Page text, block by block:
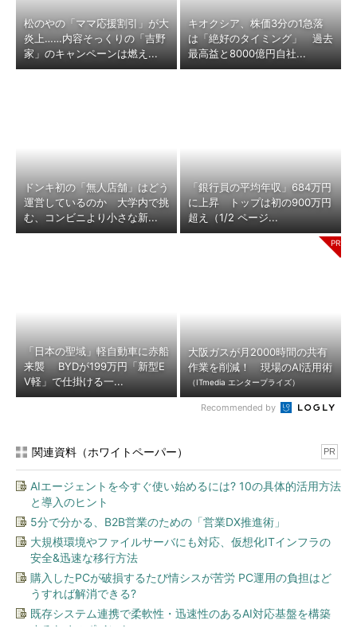
松のやの「ママ応援割引」が大
炎上……内容そっくりの「吉野
家」のキャンペーンは燃え...
キオクシア、株価3分の1急落
は「絶好のタイミング」 過去
最高益と8000億円自社...
ドンキ初の「無人店舗」はどう
運営しているのか 大学内で挑
む、コンビニより小さな新...
「銀行員の平均年収」684万円
に上昇 トップは初の900万円
超え（1/2 ページ...
「日本の聖域」軽自動車に赤船
来襲 BYDが199万円「新型E
V軽」で仕掛ける一...
大阪ガスが月2000時間の共有
作業を削減！ 現場のAI活用術
（ITmedia エンタープライズ）
Recommended by
関連資料（ホワイトペーパー） PR
AIエージェントを今すぐ使い始めるには? 10の具体的活用方法
と導入のヒント
5分で分かる、B2B営業のための「営業DX推進術」
大規模環境やファイルサーバにも対応、仮想化ITインフラの
安全&迅速な移行方法
購入したPCが破損するたび情シスが苦労 PC運用の負担はど
うすれば解消できる?
既存システム連携で柔軟性・迅速性のあるAI対応基盤を構築